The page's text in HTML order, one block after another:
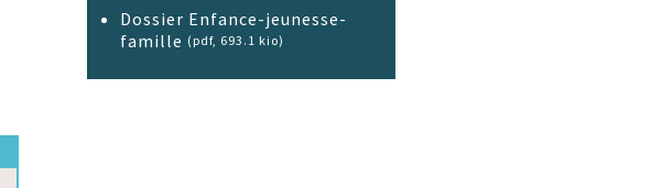
Dossier Enfance-jeunesse-
famille (pdf, 693.1 kio)